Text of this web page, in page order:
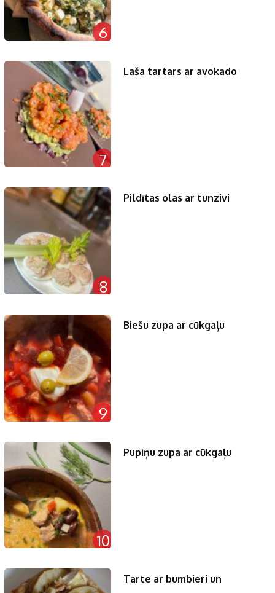
6
7
Laša tartars ar avokado
8
Pildītas olas ar tunzivi
9
Biešu zupa ar cūkgaļu
10
Pupiņu zupa ar cūkgaļu
Tarte ar bumbieri un